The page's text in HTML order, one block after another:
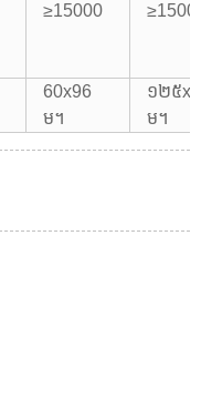
≥15000
60x96
ម។
១២៥x
ម។